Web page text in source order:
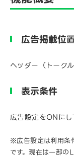
広告掲載位
ヘッダー（トーク
表示条件
広告設定をONに
※広告設定は利用条
です。現在は一部の